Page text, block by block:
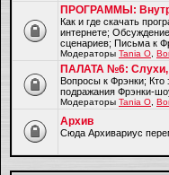
ПРОГРАММЫ:
Как и где скачать
интернете;
сценариев; Письма к
Модераторы Tania O
ПАЛАТА №6: Слухи,
Вопросы к Фрэнки;
подражания Фрэнки-
Модераторы Tania O
Архив
Cюда Архивариус